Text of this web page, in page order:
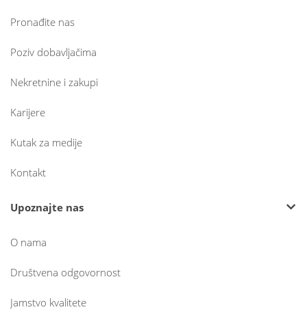
Pronađite nas
Poziv dobavljačima
Nekretnine i zakupi
Karijere
Kutak za medije
Kontakt
Upoznajte nas
O nama
Društvena odgovornost
Jamstvo kvalitete